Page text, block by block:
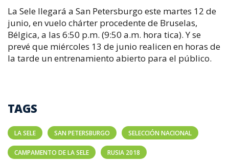
La Sele llegará a San Petersburgo este martes 12 de
junio, en vuelo chárter procedente de Bruselas,
Bélgica, a las 6:50 p.m. (9:50 a.m. hora tica). Y se
prevé que miércoles 13 de junio realicen en horas de
la tarde un entrenamiento abierto para el público.
TAGS
LA SELE SAN PETERSBURGO SELECCIÓN NACIONAL
CAMPAMENTO DE LA SELE RUSIA 2018